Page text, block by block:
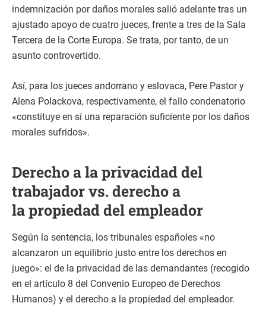
indemnización por daños morales salió adelante tras un
ajustado apoyo de cuatro jueces, frente a tres de la Sala
Tercera de la Corte Europa. Se trata, por tanto, de un
asunto controvertido.
Así, para los jueces andorrano y eslovaca, Pere Pastor y
Alena Polackova, respectivamente, el fallo condenatorio
«constituye en sí una reparación suficiente por los daños
morales sufridos».
Derecho a la privacidad del
trabajador vs. derecho a
la propiedad del empleador
Según la sentencia, los tribunales españoles «no
alcanzaron un equilibrio justo entre los derechos en
juego»: el de la privacidad de las demandantes (recogido
en el artículo 8 del Convenio Europeo de Derechos
Humanos) y el derecho a la propiedad del empleador.